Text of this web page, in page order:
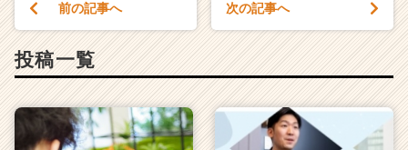
前の記事へ 次の記事へ
投稿一覧